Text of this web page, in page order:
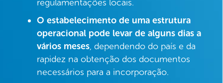
regulamentações locais.
O estabelecimento de uma estrutura
operacional pode levar de alguns dias a
vários meses, dependendo do país e da
rapidez na obtenção dos documentos
necessários para a incorporação.